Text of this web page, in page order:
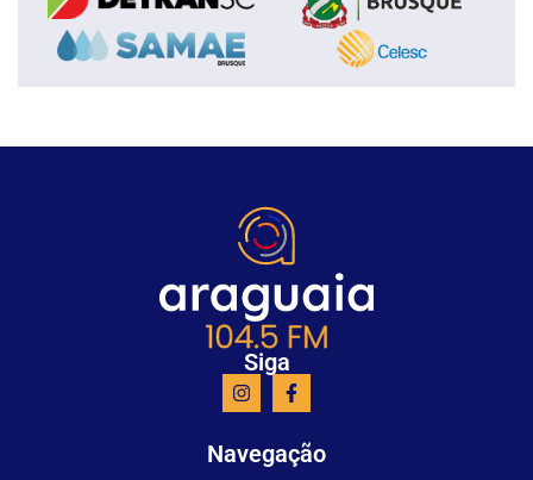
Siga
Navegação